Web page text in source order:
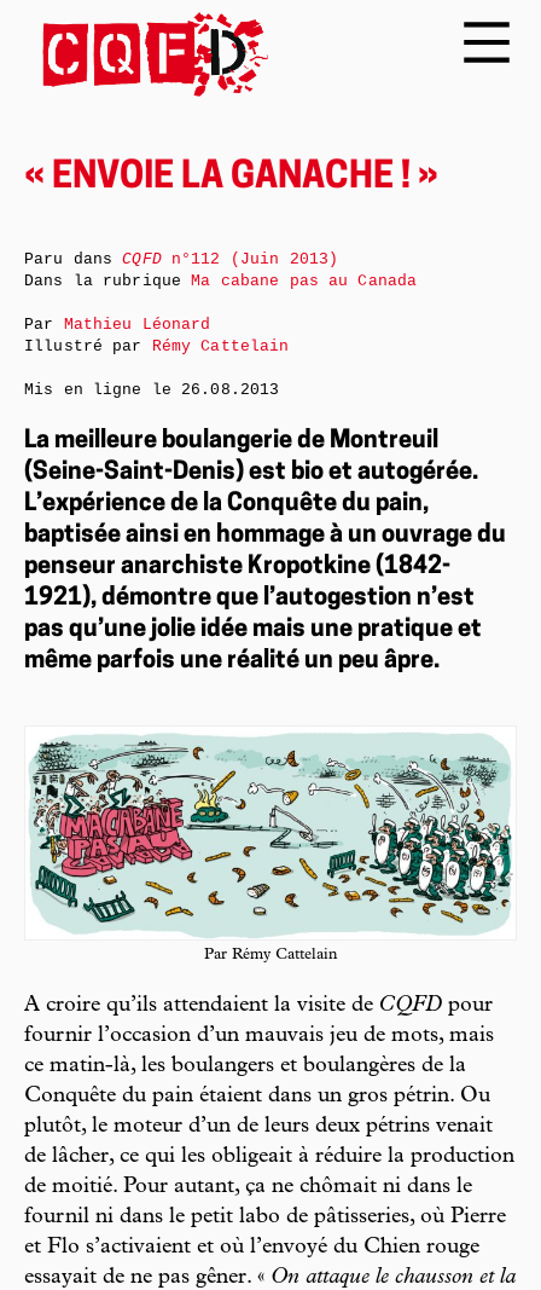
« ENVOIE LA GANACHE ! »
La meilleure boulangerie de Montreuil
(Seine-Saint-Denis) est bio et autogérée.
L’expérience de la Conquête du pain,
baptisée ainsi en hommage à un ouvrage du
penseur anarchiste Kropotkine (1842-
1921), démontre que l’autogestion n’est
pas qu’une jolie idée mais une pratique et
même parfois une réalité un peu âpre.
Par Rémy Cattelain
A croire qu’ils attendaient la visite de CQFD pour
fournir l’occasion d’un mauvais jeu de mots, mais
ce matin-là, les boulangers et boulangères de la
Conquête du pain étaient dans un gros pétrin. Ou
plutôt, le moteur d’un de leurs deux pétrins venait
de lâcher, ce qui les obligeait à réduire la production
de moitié. Pour autant, ça ne chômait ni dans le
fournil ni dans le petit labo de pâtisseries, où Pierre
et Flo s’activaient et où l’envoyé du Chien rouge
essayait de ne pas gêner. « On attaque le chausson et la
Paru dansCQFDn°112 (Juin 2013)
Dans la rubriqueMa cabane pas au Canada
Par Mathieu Léonard
Illustré par Rémy Cattelain
Mis en ligne le 26.08.2013